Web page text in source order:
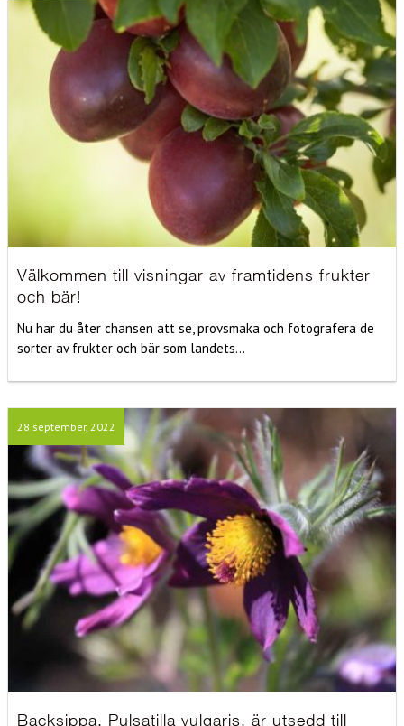
Välkommen till visningar av framtidens frukter
och bär!
Nu har du åter chansen att se, provsmaka och fotografera de
sorter av frukter och bär som landets...
28 september, 2022
Backsippa, Pulsatilla vulgaris, är utsedd till